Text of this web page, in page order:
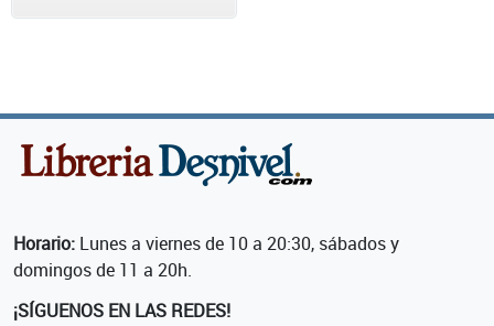
Horario: Lunes a viernes de 10 a 20:30, sábados y
domingos de 11 a 20h.
¡SÍGUENOS EN LAS REDES!